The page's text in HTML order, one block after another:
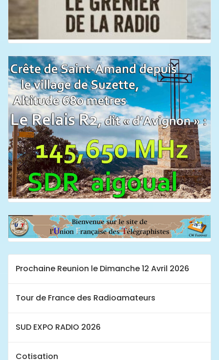
Prochaine Reunion le Dimanche 12 Avril 2026
Tour de France des Radioamateurs
SUD EXPO RADIO 2026
Cotisation